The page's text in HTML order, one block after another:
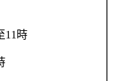
11時